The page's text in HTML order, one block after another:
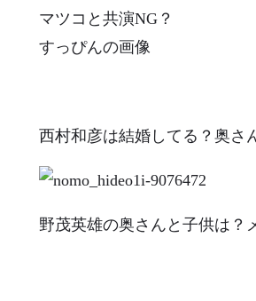
マツコと共演NG？
すっぴんの画像
西村和彦は結婚してる？奥さ
野茂英雄の奥さんと子供は？